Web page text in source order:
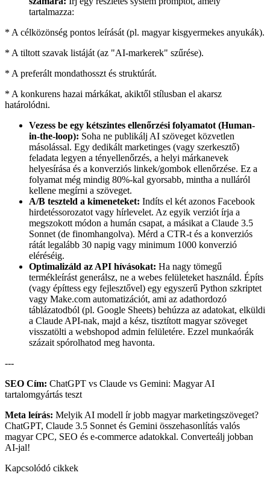
tartalmazza:
* A célközönség pontos leírását (pl. magyar kisgyermekes anyukák).
* A tiltott szavak listáját (az "AI-markerek" szűrése).
* A preferált mondathosszt és struktúrát.
* A konkurens hazai márkákat, akiktől stílusban el akarsz
határolódni.
Vezess be egy kétszintes ellenőrzési folyamatot (Human-
in-the-loop): Soha ne publikálj AI szöveget közvetlen
másolással. Egy dedikált marketinges (vagy szerkesztő)
feladata legyen a tényellenőrzés, a helyi márkanevek
helyesírása és a konverziós linkek/gombok ellenőrzése. Ez a
folyamat még mindig 80%-kal gyorsabb, mintha a nulláról
kellene megírni a szöveget.
A/B teszteld a kimeneteket: Indíts el két azonos Facebook
hirdetéssorozatot vagy hírlevelet. Az egyik verziót írja a
megszokott módon a humán csapat, a másikat a Claude 3.5
Sonnet (de finomhangolva). Mérd a CTR-t és a konverziós
rátát legalább 30 napig vagy minimum 1000 konverzió
eléréséig.
Optimalizáld az API hívásokat: Ha nagy tömegű
termékleírást generálsz, ne a webes felületeket használd. Építs
(vagy építtess egy fejlesztővel) egy egyszerű Python szkriptet
vagy Make.com automatizációt, ami az adathordozó
táblázatodból (pl. Google Sheets) behúzza az adatokat, elküldi
a Claude API-nak, majd a kész, tisztított magyar szöveget
visszatölti a webshopod admin felületére. Ezzel munkaórák
százait spórolhatod meg havonta.
---
SEO Cím: ChatGPT vs Claude vs Gemini: Magyar AI
tartalomgyártás teszt
Meta leírás: Melyik AI modell ír jobb magyar marketingszöveget?
ChatGPT, Claude 3.5 Sonnet és Gemini összehasonlítás valós
magyar CPC, SEO és e-commerce adatokkal. Converteálj jobban
AI-jal!
Kapcsolódó cikkek